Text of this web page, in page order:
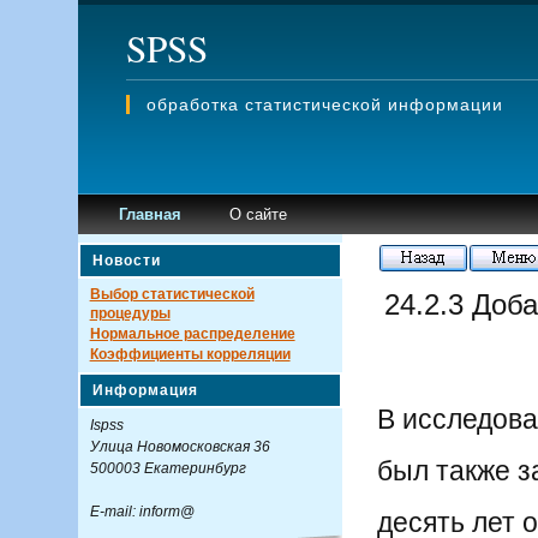
SPSS
обработка статистической информации
Главная О сайте
24.2.3
В
был также
десять лет
Новости
Выбор статистической
процедуры
Нормальное распределение
Коэффициенты корреляции
Информация
Ispss
Улица Новомосковская 36
500003 Екатеринбург
E-mail: inform@